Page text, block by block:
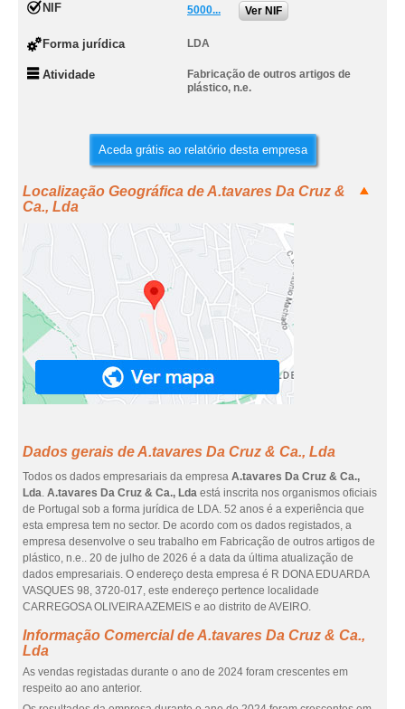
NIF 5000... Ver NIF
Forma jurídica LDA
Atividade
Fabricação de outros artigos de
plástico, n.e.
Aceda grátis ao relatório desta empresa
Localização Geográfica de A.tavares Da Cruz &
Ca., Lda
Dados gerais de A.tavares Da Cruz & Ca., Lda
Todos os dados empresariais da empresa A.tavares Da Cruz & Ca.,
Lda. A.tavares Da Cruz & Ca., Lda está inscrita nos organismos oficiais
de Portugal sob a forma jurídica de LDA. 52 anos é a experiência que
esta empresa tem no sector. De acordo com os dados registados, a
empresa desenvolve o seu trabalho em Fabricação de outros artigos de
plástico, n.e.. 20 de julho de 2026 é a data da última atualização de
dados empresariais. O endereço desta empresa é R DONA EDUARDA
VASQUES 98, 3720-017, este endereço pertence localidade
CARREGOSA OLIVEIRA AZEMEIS e ao distrito de AVEIRO.
Informação Comercial de A.tavares Da Cruz & Ca.,
Lda
As vendas registadas durante o ano de 2024 foram crescentes em
respeito ao ano anterior.